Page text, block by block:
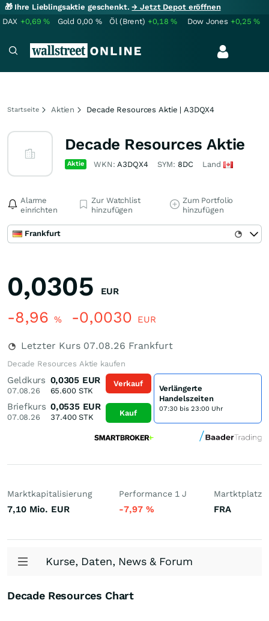
🎁 Ihre Lieblingsaktie geschenkt.→ Jetzt Depot eröffnen
DAX +0,69% Gold 0,00 % Öl (Brent) +0,18% Dow Jones +0,25%
Startseite Aktien Decade Resources Aktie | A3DQX4
Decade Resources Aktie
Aktie WKN:A3DQX4 SYM: 8DC Land
Alarme
einrichten
Zur Watchlist
hinzufügen
Zum Portfolio
hinzufügen
Frankfurt
0,0305 EUR
-8,96 % -0,0030 EUR
Letzter Kurs 07.08.26 Frankfurt
Decade Resources Aktie kaufen
Geldkurs
07.08.26
0,0305 EUR
65.600STK
Briefkurs
07.08.26
0,0535 EUR
37.400STK
Verkauf
Kauf
Verlängerte
Handelszeiten
07:30 bis 23:00 Uhr
Marktkapitalisierung
7,10 Mio. EUR
Performance 1 J
-7,97 %
Martktplatz
FRA
Kurse, Daten, News & Forum
Decade Resources Chart